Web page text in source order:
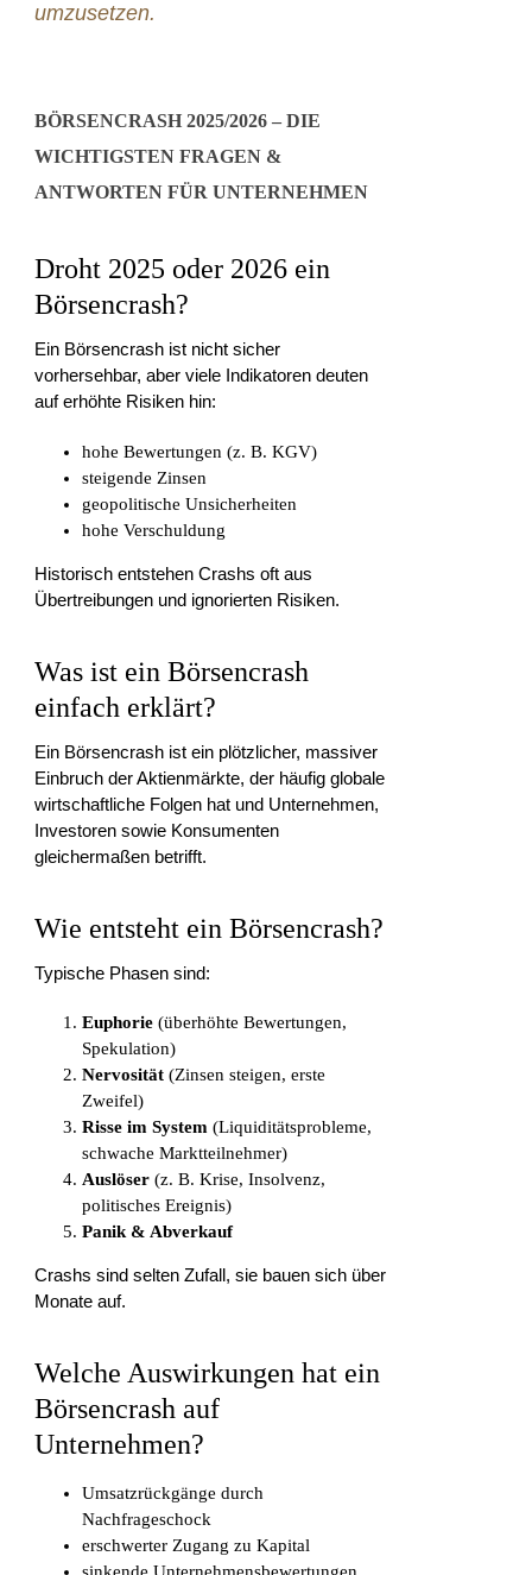
umzusetzen.
BÖRSENCRASH 2025/2026 – DIE
WICHTIGSTEN FRAGEN &
ANTWORTEN FÜR UNTERNEHMEN
Droht 2025 oder 2026 ein
Börsencrash?
Ein Börsencrash ist nicht sicher
vorhersehbar, aber viele Indikatoren deuten
auf erhöhte Risiken hin:
hohe Bewertungen (z. B. KGV)
steigende Zinsen
geopolitische Unsicherheiten
hohe Verschuldung
Historisch entstehen Crashs oft aus
Übertreibungen und ignorierten Risiken.
Was ist ein Börsencrash
einfach erklärt?
Ein Börsencrash ist ein plötzlicher, massiver
Einbruch der Aktienmärkte, der häufig globale
wirtschaftliche Folgen hat und Unternehmen,
Investoren sowie Konsumenten
gleichermaßen betrifft.
Wie entsteht ein Börsencrash?
Typische Phasen sind:
Euphorie (überhöhte Bewertungen,
Spekulation)
Nervosität (Zinsen steigen, erste
Zweifel)
Risse im System (Liquiditätsprobleme,
schwache Marktteilnehmer)
Auslöser (z. B. Krise, Insolvenz,
politisches Ereignis)
Panik & Abverkauf
Crashs sind selten Zufall, sie bauen sich über
Monate auf.
Welche Auswirkungen hat ein
Börsencrash auf
Unternehmen?
Umsatzrückgänge durch
Nachfrageschock
erschwerter Zugang zu Kapital